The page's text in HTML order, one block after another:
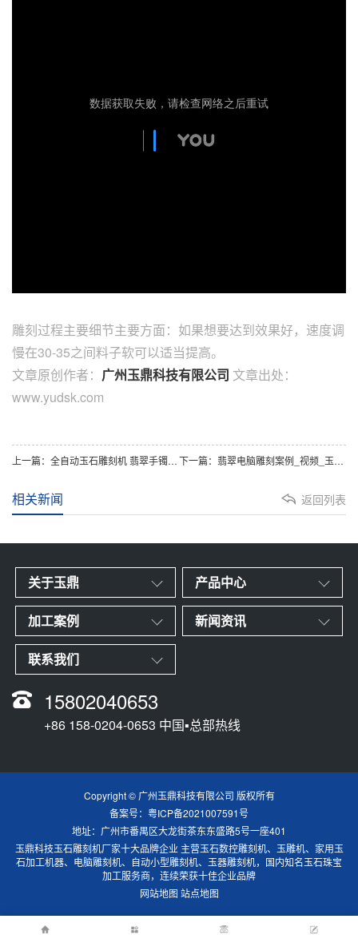
雕刻过程主要细节主要方面：如果想要达到效果好，速度调
慢在30-35之间料子软可以适当提高。
文章原创作者： 广州玉鼎科技有限公司 文章出处：
www.yudsk.com
上一篇：全自动玉石雕刻机 翡翠手镯雕刻案例过程视频 下一篇：翡翠电脑雕刻案例_视频_玉鼎家用玉石雕刻机厂家
返回列表
相关新闻
关于玉鼎 产品中心
加工案例 新闻资讯
联系我们
15802040653
+86 158-0204-0653 中国▪总部热线
Copyright © 广州玉鼎科技有限公司 版权所有
备案号： 粤ICP备2021007591号
地址：广州市番禺区大龙街茶东东盛路5号一座401
玉鼎科技玉石雕刻机厂家十大品牌企业 主营玉石数控雕刻机、玉雕机、家用玉
石加工机器、电脑雕刻机、自动小型雕刻机、玉器雕刻机，国内知名玉石珠宝
加工服务商，连续荣获十佳企业品牌
网站地图 站点地图